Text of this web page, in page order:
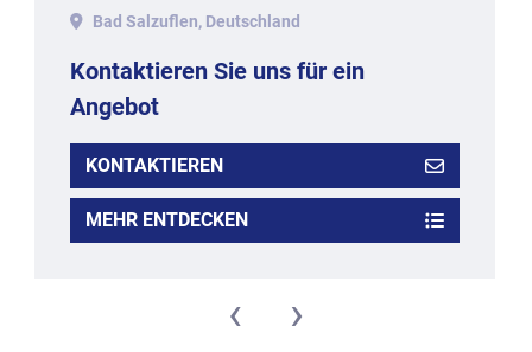
Bad Salzuflen, Deutschland
Kontaktieren Sie uns für ein
Angebot
KONTAKTIEREN
MEHR ENTDECKEN
‹ ›